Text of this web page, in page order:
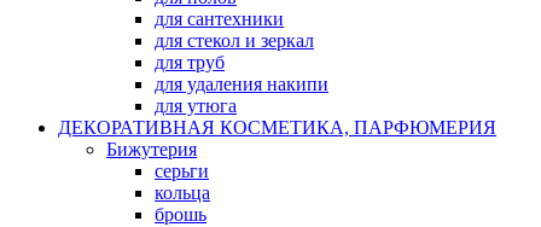
для сантехники
для стекол и зеркал
для труб
для удаления накипи
для утюга
ДЕКОРАТИВНАЯ КОСМЕТИКА, ПАРФЮМЕРИЯ
Бижутерия
серьги
кольца
брошь